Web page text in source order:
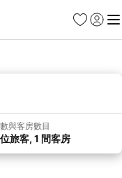
收藏夾
登入 選
與客房數目
旅客, 1 間客房